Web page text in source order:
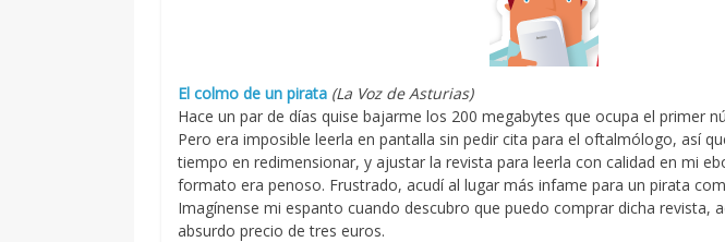
El colmo de un pirata (La Voz de Asturias)
Hace un par de días quise bajarme los 200 megabytes que ocupa el primer
Pero era imposible leerla en pantalla sin pedir cita para el oftalmólogo, así
tiempo en redimensionar, y ajustar la revista para leerla con calidad en mi
formato era penoso. Frustrado, acudí al lugar más infame para un pirata
Imagínense mi espanto cuando descubro que puedo comprar dicha revista,
absurdo precio de tres euros.